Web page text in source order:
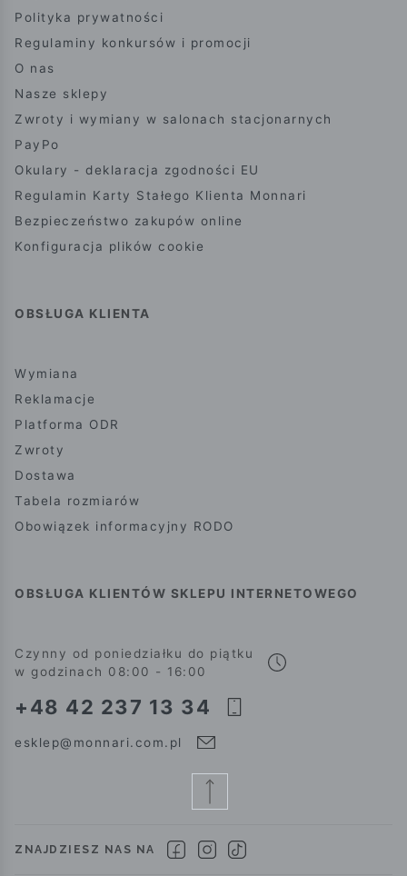
Polityka prywatności
Regulaminy konkursów i promocji
O nas
Nasze sklepy
Zwroty i wymiany w salonach stacjonarnych
PayPo
Okulary - deklaracja zgodności EU
Regulamin Karty Stałego Klienta Monnari
Bezpieczeństwo zakupów online
Konfiguracja plików cookie
OBSŁUGA KLIENTA
Wymiana
Reklamacje
Platforma ODR
Zwroty
Dostawa
Tabela rozmiarów
Obowiązek informacyjny RODO
OBSŁUGA KLIENTÓW SKLEPU INTERNETOWEGO
Czynny od poniedziałku do piątku
w godzinach 08:00 - 16:00
+48 42 237 13 34
esklep@monnari.com.pl
ZNAJDZIESZ NAS NA